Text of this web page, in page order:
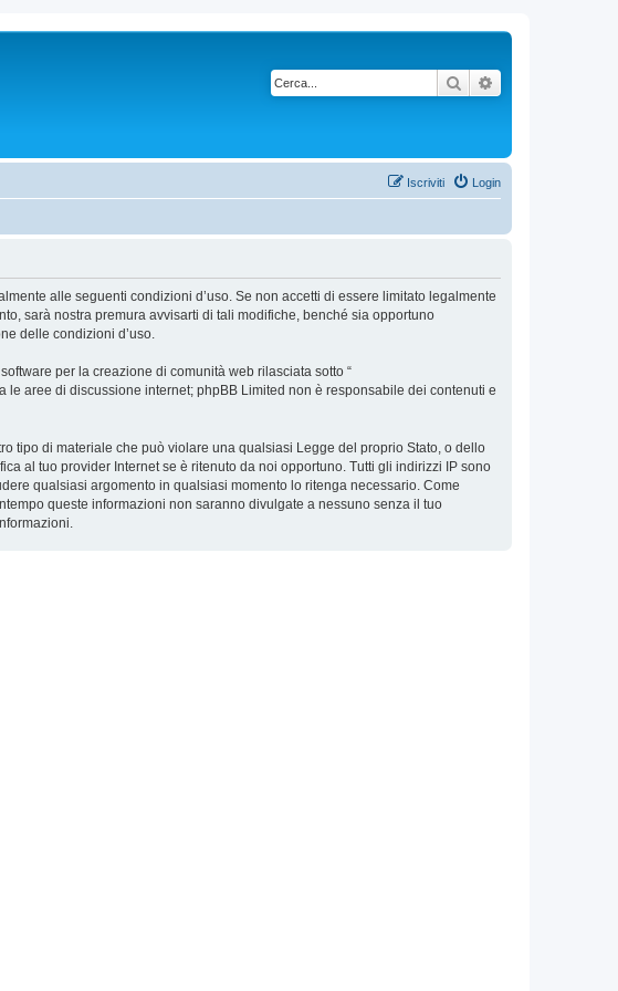
Cerca
Login
Iscriviti
alle seguenti condizioni d’uso. Se non accetti di essere limitato legalmente
sarà nostra premura avvisarti di tali modifiche, benché sia opportuno
delle condizioni d’uso.
software per la creazione di comunità web rilasciata sotto “
le aree di discussione internet; phpBB Limited non è responsabile dei contenuti e
tipo di materiale che può violare una qualsiasi Legge del proprio Stato, o dello
al tuo provider Internet se è ritenuto da noi opportuno. Tutti gli indirizzi IP sono
qualsiasi argomento in qualsiasi momento lo ritenga necessario. Come
queste informazioni non saranno divulgate a nessuno senza il tuo